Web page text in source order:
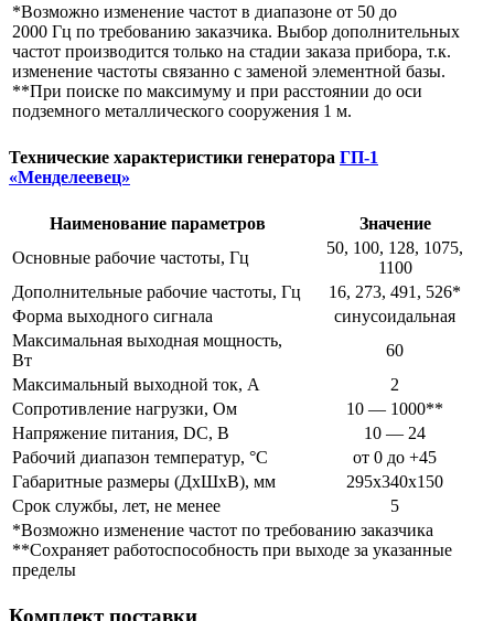
*Возможно изменение частот в диапазоне от 50 до
2000 Гц по требованию заказчика. Выбор дополнительных
частот производится только на стадии заказа прибора, т.к.
изменение частоты связанно с заменой элементной базы.
**При поиске по максимуму и при расстоянии до оси
подземного металлического сооружения 1 м.
Технические характеристики генератора ГП-1
«Менделеевец»
Наименование параметров
Значение
Основные рабочие частоты, Гц
50, 100, 128, 1075,
1100
Дополнительные рабочие частоты, Гц
16, 273, 491, 526*
Форма выходного сигнала
синусоидальная
Максимальная выходная мощность,
Вт
60
Максимальный выходной ток, А
2
Сопротивление нагрузки, Ом
10 — 1000**
Напряжение питания, DC, В
10 — 24
Рабочий диапазон температур, °С
от 0 до +45
Габаритные размеры (ДхШхВ), мм
295х340х150
Срок службы, лет, не менее
5
*Возможно изменение частот по требованию заказчика
**Сохраняет работоспособность при выходе за указанные
пределы
Комплект поставки